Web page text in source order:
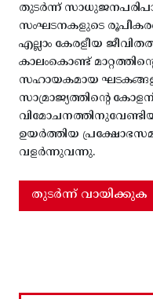
തുടർന്ന്
സംഘടനകളുടെ
എല്ലാം കേരളീയ
കാലംകൊണ്ട്
സഹായകമായ
സാമ്രാജ്യത്തിന്റെ
ഉയർത്തിയ
വളർന്നുവന്നു.
തുടർന്ന് വായിക്കുക